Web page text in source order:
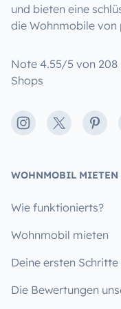
und bieten eine
die Wohnmobile
Note 4.55/5 von 208
Shops
Instagram
X
WOHNMOBIL MIETEN
Wie funktionierts?
Wohnmobil mieten
Deine ersten
Die Bewertungen